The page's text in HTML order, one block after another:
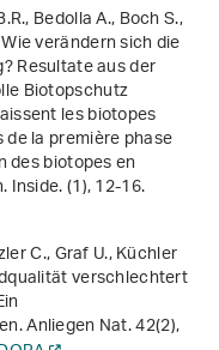
Bedolla A., Boch S.,
verändern sich die
Resultate aus der
Biotopschutz
les biotopes
la première phase
biotopes en
Inside. (1), 12-16.
C., Graf U., Küchler
verschlechtert
Anliegen Nat.42(2),